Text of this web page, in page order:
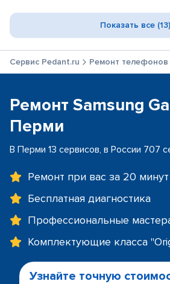
Показать все (13)
Сервис Pedant.ru Ремонт телефонов
Ремонт Samsung
Перми
В Перми 13 сервисов, в России 707
Ремонт при вас за 20 минут
Бесплатная диагностика
Профессиональные
Комплектующие класса
Узнайте точную